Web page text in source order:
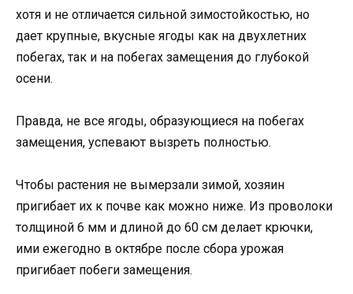
хотя и не отличается сильной зимостойкостью, но
дает крупные, вкусные ягоды как на двухлетних
побегах, так и на побегах замещения до глубокой
осени.
Правда, не все ягоды, образующиеся на побегах
замещения, успевают вызреть полностью.
Чтобы растения не вымерзали зимой, хозяин
пригибает их к почве как можно ниже. Из проволоки
толщиной 6 мм и длиной до 60 см делает крючки,
ими ежегодно в октябре после сбора урожая
пригибает побеги замещения.